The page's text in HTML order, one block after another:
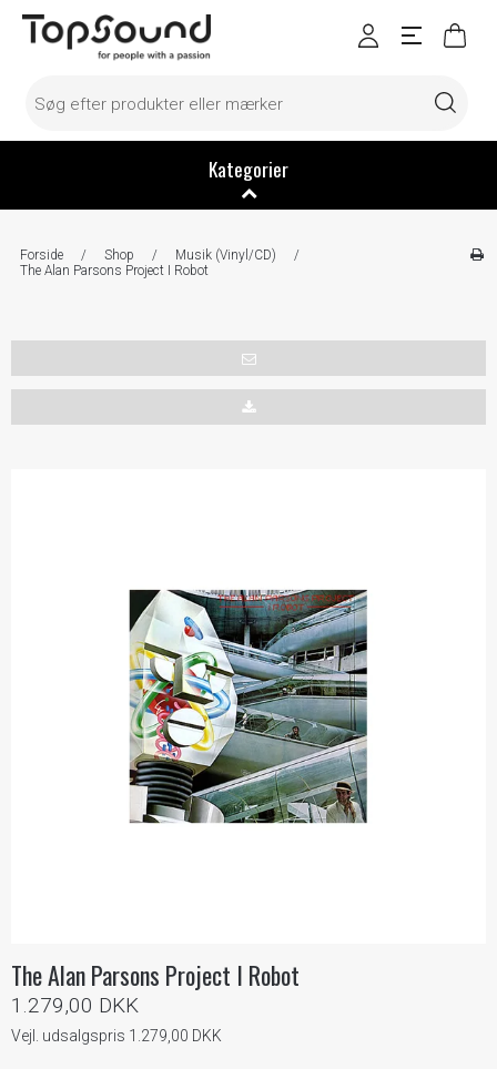
Kategorier
Forside / Shop / Musik (Vinyl/CD)
/
The Alan Parsons Project I Robot
The Alan Parsons Project I Robot
1.279,00 DKK
Vejl. udsalgspris 1.279,00 DKK